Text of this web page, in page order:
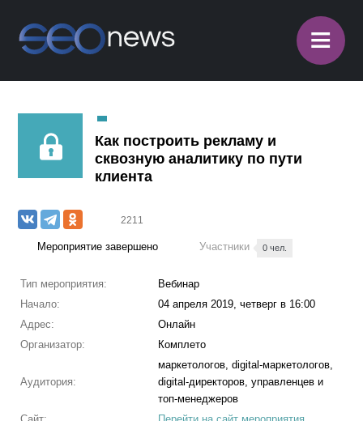
≡
Как построить рекламу и
сквозную аналитику по пути
клиента
2211
Мероприятие завершено Участники 0 чел.
Тип мероприятия:
Вебинар
Начало:
04 апреля 2019, четверг в 16:00
Адрес:
Онлайн
Организатор:
Комплето
Аудитория:
маркетологов, digital-маркетологов,
digital-директоров, управленцев и
топ-менеджеров